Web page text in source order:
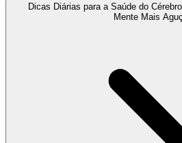
Dicas Diárias para a Saúde do
Mente Mais